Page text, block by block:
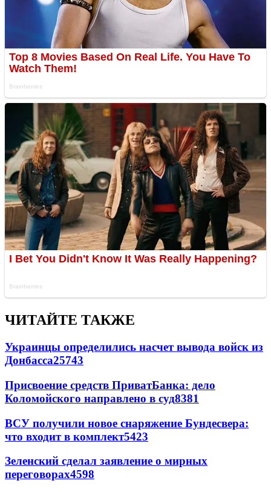
ЧИТАЙТЕ ТАКЖЕ
Украинцы определились насчет вывода войск из
Донбасса25743
Присвоение средств ПриватБанка: дело
Коломойского направлено в суд8381
ВСУ получили новое снаряжение Бундесвера:
что входит в комплект5423
Зеленский сделал заявление о мирных
переговорах4598